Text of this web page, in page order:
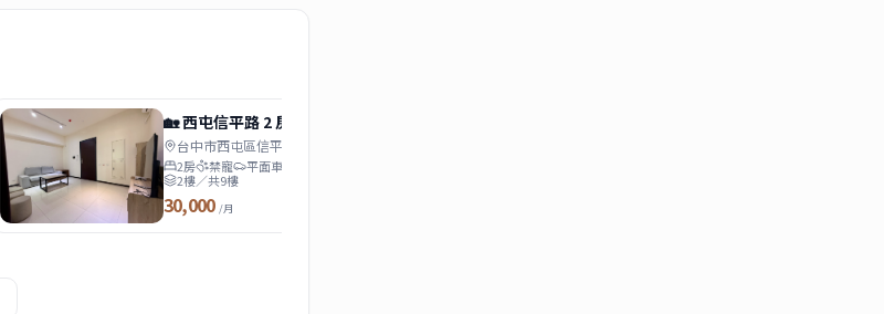
🏡 西屯信平路 2 房｜平面車
位、近中央公園
台中市西屯區信平路
2房 禁寵
平面車位
2樓／共9樓
30,000 /月